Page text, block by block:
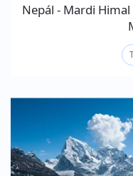
Nepál - Mardi